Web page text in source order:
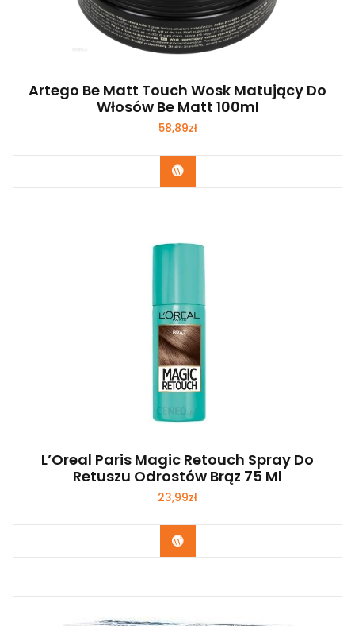
Artego Be Matt Touch Wosk Matujący Do
Włosów Be Matt 100ml
58,89zł
Zobacz
L’Oreal Paris Magic Retouch Spray Do
Retuszu Odrostów Brąz 75 Ml
23,99zł
Zobacz